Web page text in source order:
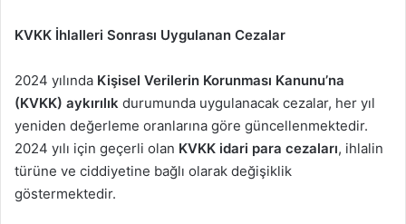
KVKK İhlalleri Sonrası Uygulanan Cezalar
2024 yılında Kişisel Verilerin Korunması Kanunu’na
(KVKK) aykırılık durumunda uygulanacak cezalar, her yıl
yeniden değerleme oranlarına göre güncellenmektedir.
2024 yılı için geçerli olan KVKK idari para cezaları, ihlalin
türüne ve ciddiyetine bağlı olarak değişiklik
göstermektedir.